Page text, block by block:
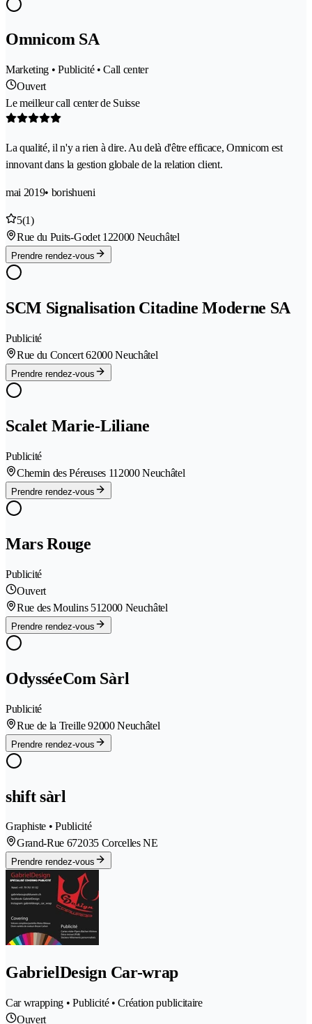
Omnicom SA
Marketing • Publicité • Call center
Ouvert
Le meilleur call center de Suisse
La qualité, il n'y a rien à dire. Au delà d'être efficace, Omnicom est
innovant dans la gestion globale de la relation client.
mai 2019• borishueni
5(1)
Rue du Puits-Godet 122000 Neuchâtel
Prendre rendez-vous
SCM Signalisation Citadine Moderne SA
Publicité
Rue du Concert 62000 Neuchâtel
Prendre rendez-vous
Scalet Marie-Liliane
Publicité
Chemin des Péreuses 11 2000 Neuchâtel
Prendre rendez-vous
Mars Rouge
Publicité
Ouvert
Rue des Moulins 512000 Neuchâtel
Prendre rendez-vous
OdysséeCom Sàrl
Publicité
Rue de la Treille 92000 Neuchâtel
Prendre rendez-vous
shift sàrl
Graphiste • Publicité
Grand-Rue 672035 Corcelles NE
Prendre rendez-vous
GabrielDesign Car-wrap
Car wrapping • Publicité • Création publicitaire
Ouvert